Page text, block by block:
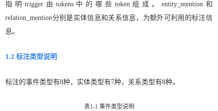
指明trigger由tokens中的哪些token组成。entity_mention和
relation_mention分别是实体信息和关系信息，为额外可利用的标注信
息。
1.2 标注类型说明
标注的事件类型有8种，实体类型有7种，关系类型有8种。
表1-1 事件类型说明